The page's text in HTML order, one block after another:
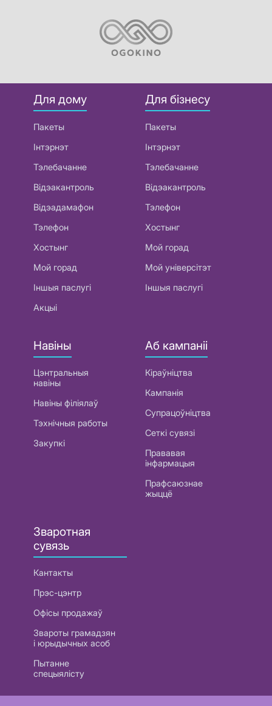
Для дому
Пакеты
Інтэрнэт
Тэлебачанне
Відэакантроль
Відэадамафон
Тэлефон
Хостынг
Мой горад
Іншыя паслугі
Акцыі
Для бізнесу
Пакеты
Інтэрнэт
Тэлебачанне
Відэакантроль
Тэлефон
Хостынг
Мой горад
Мой універсітэт
Іншыя паслугі
Навіны
Цэнтральныя
навіны
Навіны філіялаў
Тэхнічныя работы
Закупкі
Аб кампаніі
Кіраўніцтва
Кампанія
Супрацоўніцтва
Сеткі сувязі
Прававая
інфармацыя
Прафсаюзнае
жыццё
Зваротная
сувязь
Кантакты
Прэс-цэнтр
Офісы продажаў
Звароты грамадзян
і юрыдычных асоб
Пытанне
спецыялісту